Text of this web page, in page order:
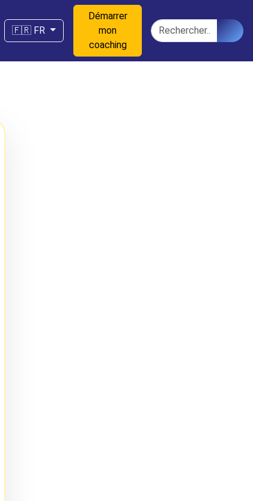
🇫🇷 FR
Démarrer
mon
coaching
Rechercher